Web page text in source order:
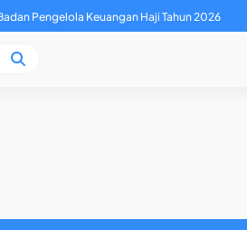
Pengelola Keuangan Haji Tahun 2026